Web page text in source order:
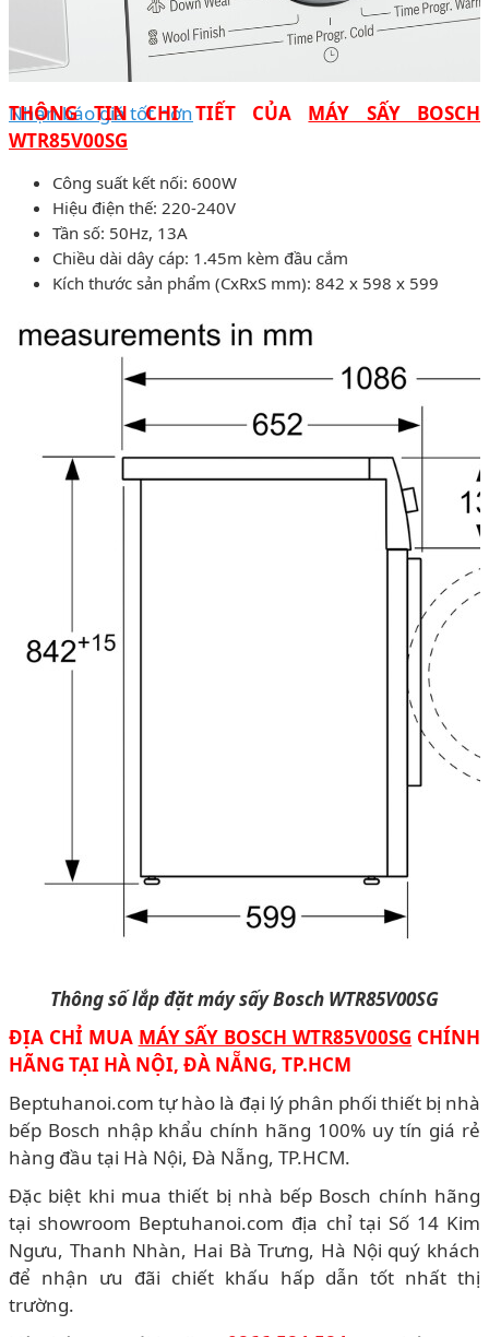
Nhận báo giá tốt hơn
THÔNG TIN CHI TIẾT CỦA MÁY SẤY BOSCH
WTR85V00SG
Công suất kết nối: 600W
Hiệu điện thế: 220-240V
Tần số: 50Hz, 13A
Chiều dài dây cáp: 1.45m kèm đầu cắm
Kích thước sản phẩm (CxRxS mm): 842 x 598 x 599
Thông số lắp đặt máy sấy Bosch WTR85V00SG
ĐỊA CHỈ MUA MÁY SẤY BOSCH WTR85V00SG CHÍNH
HÃNG TẠI HÀ NỘI, ĐÀ NẴNG, TP.HCM
Beptuhanoi.com tự hào là đại lý phân phối thiết bị nhà
bếp Bosch nhập khẩu chính hãng 100% uy tín giá rẻ
hàng đầu tại Hà Nội, Đà Nẵng, TP.HCM.
Đặc biệt khi mua thiết bị nhà bếp Bosch chính hãng
tại showroom Beptuhanoi.com địa chỉ tại Số 14 Kim
Ngưu, Thanh Nhàn, Hai Bà Trưng, Hà Nội quý khách
để nhận ưu đãi chiết khấu hấp dẫn tốt nhất thị
trường.